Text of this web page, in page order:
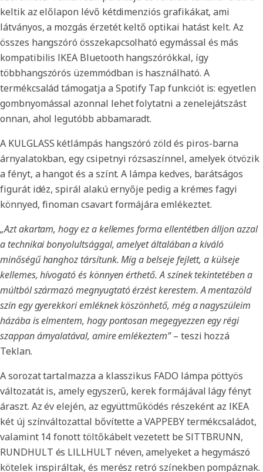
keltik az előlapon lévő kétdimenziós grafikákat, ami
látványos, a mozgás érzetét keltő optikai hatást kelt. Az
összes hangszóró összekapcsolható egymással és más
kompatibilis IKEA Bluetooth hangszórókkal, így
többhangszórós üzemmódban is használható. A
termékcsalád támogatja a Spotify Tap funkciót is: egyetlen
gombnyomással azonnal lehet folytatni a zenelejátszást
onnan, ahol legutóbb abbamaradt.
A KULGLASS kétlámpás hangszóró zöld és piros-barna
árnyalatokban, egy csipetnyi rózsaszínnel, amelyek ötvözik
a fényt, a hangot és a színt. A lámpa kedves, barátságos
figurát idéz, spirál alakú ernyője pedig a krémes fagyi
könnyed, finoman csavart formájára emlékeztet.
„Azt akartam, hogy ez a kellemes forma ellentétben álljon azzal
a technikai bonyolultsággal, amelyet általában a kiváló
minőségű hanghoz társítunk. Míg a belseje fejlett, a külseje
kellemes, hívogató és könnyen érthető. A színek tekintetében a
múltból származó megnyugtató érzést kerestem. A mentazöld
szín egy gyerekkori emléknek köszönhető, még a nagyszüleim
házába is elmentem, hogy pontosan megegyezzen egy régi
szappan árnyalatával, amire emlékeztem”– teszi hozzá
Teklan.
A sorozat tartalmazza a klasszikus FADO lámpa pöttyös
változatát is, amely egyszerű, kerek formájával lágy fényt
áraszt. Az év elején, az együttműködés részeként az IKEA
két új színváltozattal bővítette a VAPPEBY termékcsaládot,
valamint 14 fonott töltőkábelt vezetett be SITTBRUNN,
RUNDHULT és LILLHULT néven, amelyeket a hegymászó
kötelek inspiráltak, és merész retró színekben pompáznak.